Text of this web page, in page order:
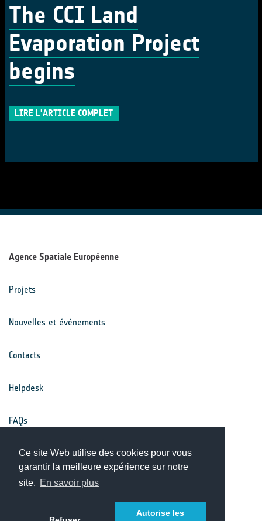
Ce site Web utilise des cookies pour vous
garantir la meilleure expérience sur notre
site. En savoir plus
Autorise les
The CCI Land
Evaporation Project
begins
LIRE L'ARTICLE COMPLET
Agence Spatiale Européenne
Projets
Nouvelles et événements
Contacts
Helpdesk
FAQs
Conditions générales
Avis de confidentialité